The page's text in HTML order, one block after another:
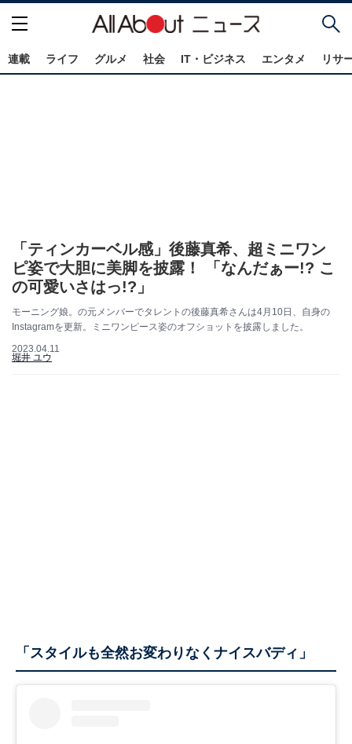
連載 ライフ グルメ 社会 IT・ビジネス エンタメ リサ
「ティンカーベル感」後藤真希、超ミニワン
ピ姿で大胆に美脚を披露！ 「なんだぁー!? こ
の可愛いさはっ!?」
モーニング娘。の元メンバーでタレントの後藤真希さんは4月10日、自身の
Instagramを更新。ミニワンピース姿のオフショットを披露しました。
2023.04.11
堀井 ユウ
「スタイルも全然お変わりなくナイスバディ」